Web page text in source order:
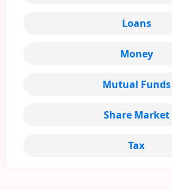
Loans
Money
Mutual Funds
Share Market
Tax